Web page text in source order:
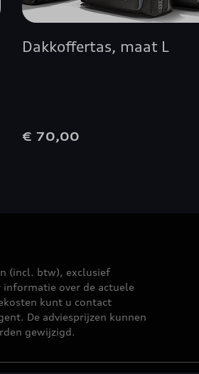
Dakkoffertas, maat L
€ 70,00
(incl. btw), exclusief
over de actuele
kunt u contact
De adviesprijzen kunnen
gewijzigd.